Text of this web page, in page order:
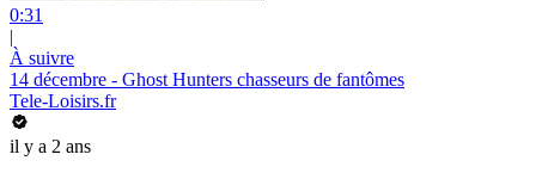
0:31
|
À suivre
14 décembre - Ghost Hunters chasseurs de fantômes
Tele-Loisirs.fr
il y a 2 ans